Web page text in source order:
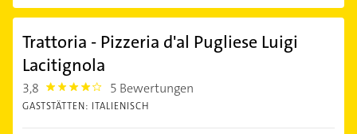
Trattoria - Pizzeria d'al Pugliese Luigi
Lacitignola
3,8 3.8 5 Bewertungen
GASTSTÄTTEN: ITALIENISCH